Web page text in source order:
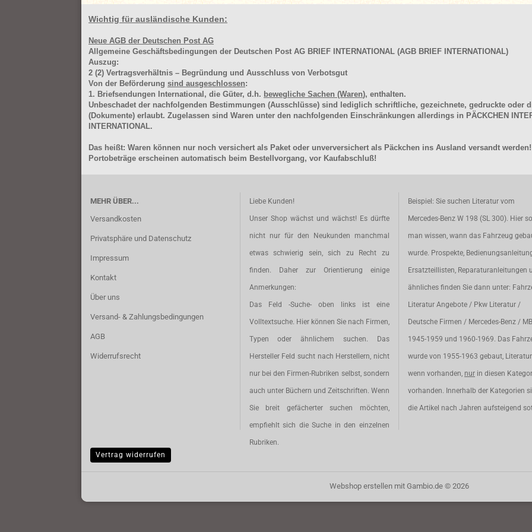
Wichtig für ausländische Kunden:
Neue AGB der Deutschen Post AG
Allgemeine Geschäftsbedingungen der Deutschen Post AG BRIEF INTERNATIONAL (AGB BRIEF INTERNATIONAL)
Auszug:
2 (2) Vertragsverhältnis – Begründung und Ausschluss von Verbotsgut
Von der Beförderung sind ausgeschlossen:
1. Briefsendungen International, die Güter, d.h. bewegliche Sachen (Waren), enthalten.
Unbeschadet der nachfolgenden Bestimmungen (Ausschlüsse) sind lediglich schriftliche, gezeichnete, gedruckte oder
(Dokumente) erlaubt. Zugelassen sind Waren unter den nachfolgenden Einschränkungen allerdings in PÄCKCHEN
INTERNATIONAL.
Das heißt: Waren können nur noch versichert als Paket oder unverversichert als Päckchen ins Ausland versandt
Portobeträge erscheinen automatisch beim Bestellvorgang, vor Kaufabschluß!
MEHR ÜBER...
Versandkosten
Privatsphäre und Datenschutz
Impressum
Kontakt
Über uns
Versand- & Zahlungsbedingungen
AGB
Widerrufsrecht
Liebe Kunden!
Unser Shop wächst und wächst! Es dürfte
nicht nur für den Neukunden manchmal
etwas schwierig sein, sich zu Recht zu
finden. Daher zur Orientierung einige
Anmerkungen:
Das Feld -Suche- oben links ist eine
Volltextsuche. Hier können Sie nach Firmen,
Typen oder ähnlichem suchen. Das
Hersteller Feld sucht nach Herstellern, nicht
nur bei den Firmen-Rubriken selbst, sondern
auch unter Büchern und Zeitschriften. Wenn
Sie breit gefächerter suchen möchten,
empfiehlt sich die Suche in den einzelnen
Rubriken.
Beispiel: Sie suchen Literatur vom
Mercedes-Benz W 198 (SL 300). Hier
man wissen, wann das Fahrzeug
wurde. Prospekte,
Ersatzteillisten, Reparaturanleitungen
ähnliches finden Sie dann unter:
Literatur Angebote / Pkw Literatur /
Deutsche Firmen / Mercedes-Benz / MB
1945-1959 und 1960-1969. Das
wurde von 1955-1963 gebaut,
wenn vorhanden, nur in diesen
vorhanden. Innerhalb der Kategorien
die Artikel nach Jahren aufsteigend
Vertrag widerrufen
Webshop erstellenmit Gambio.de © 2026